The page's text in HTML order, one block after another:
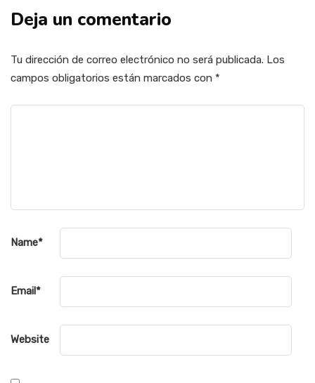
Deja un comentario
Tu dirección de correo electrónico no será publicada. Los
campos obligatorios están marcados con *
Name*
Email*
Website